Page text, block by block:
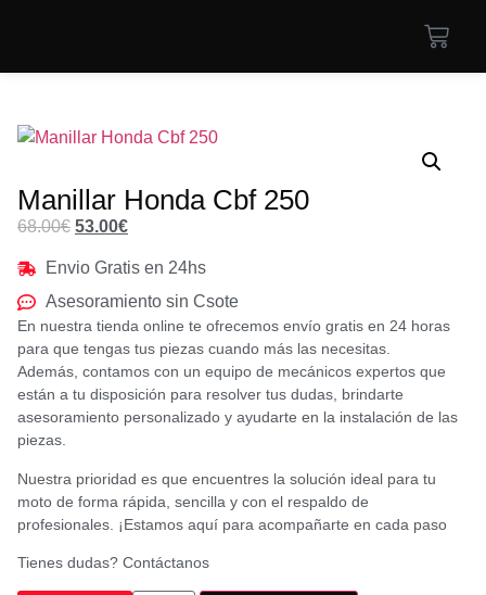
Manillar Honda Cbf 250
68.00€ 53.00€
Envio Gratis en 24hs
Asesoramiento sin Csote
En nuestra tienda online te ofrecemos envío gratis en 24 horas
para que tengas tus piezas cuando más las necesitas.
Además, contamos con un equipo de mecánicos expertos que
están a tu disposición para resolver tus dudas, brindarte
asesoramiento personalizado y ayudarte en la instalación de las
piezas.
Nuestra prioridad es que encuentres la solución ideal para tu
moto de forma rápida, sencilla y con el respaldo de
profesionales. ¡Estamos aquí para acompañarte en cada paso
Tienes dudas? Contáctanos